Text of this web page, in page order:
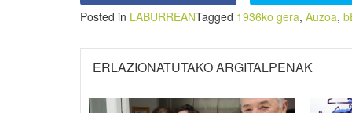
Posted in LABURREANTagged 1936ko gera, Auzoa,
ERLAZIONATUTAKO ARGITALPENAK